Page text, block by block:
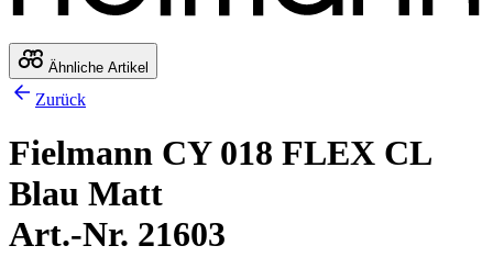
Ähnliche Artikel
Zurück
Fielmann CY 018 FLEX CL
Blau Matt
Art.-Nr. 21603